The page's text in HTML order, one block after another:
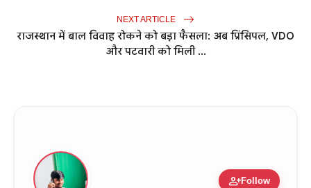
NEXT ARTICLE
राजस्थान में बाल विवाह रोकने को बड़ा फैसला: अब प्रिंसिपल, VDO
और पटवारी को मिली ...
person_addFollow